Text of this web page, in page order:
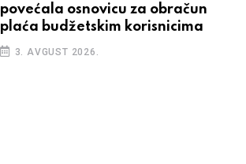
povećala osnovicu za obračun
plaća budžetskim korisnicima
3. AVGUST 2026.